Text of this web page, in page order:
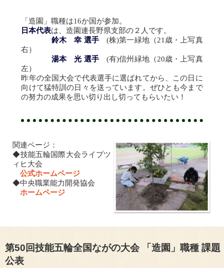
「造園」職種は16か国が参加。
日本代表は、造園連長野県支部の２人です。
鈴木 幸 選手
(株)第一緑地（21歳・上写真
右）
湯本 光 選手(有)信州緑地（20歳・上写真
左）
昨年の全国大会で代表選手に選ばれてから、この日に
向けて猛特訓の日々を送っています。ぜひとも今まで
の努力の成果を思い切り出し切ってもらいたい！
関連ページ：
◆技能五輪国際大会ライプツ
ィヒ大会
公式ホームページ
◆中央職業能力開発協会
ホームページ
第50回技能五輪全国ながの大会 「造園」職種 課題
公表